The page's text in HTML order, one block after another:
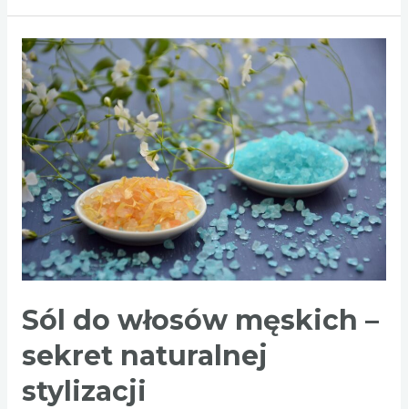
delikatność
i
luksus
w
świecie
dziewiarstwa
Sól do włosów męskich –
sekret naturalnej
stylizacji